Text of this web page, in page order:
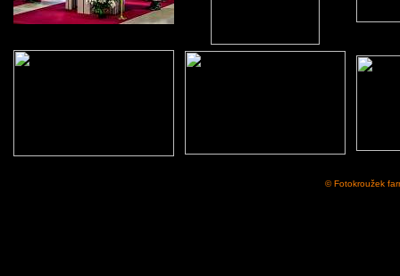
© Fotokroužek